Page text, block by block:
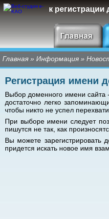
к
Главная » Информация »
Регистрация имени
Выбор доменного имени сайта
достаточно легко
чтобы никто не успел
При выборе имени следует
пишутся не так, как
Вы можете зарегистрировать
придется искать новое имя